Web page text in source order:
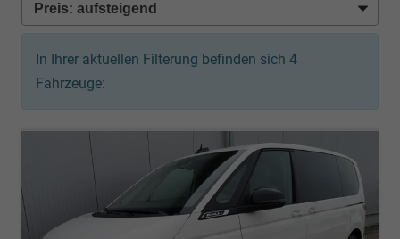
In Ihrer aktuellen Filterung befinden sich 4
Fahrzeuge: